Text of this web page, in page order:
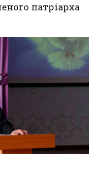
патріарха